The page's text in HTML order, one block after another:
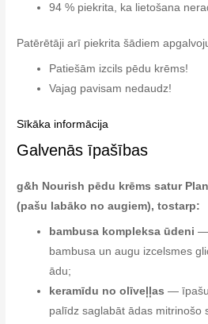
94 % piekrita, ka lietošana
Patērētāji arī piekrita šādiem
Patiešām izcils pēdu krēms!
Vajag pavisam nedaudz!
Sīkāka informācija
Galvenās īpašības
g&h Nourish pēdu krēms satur
(pašu labāko no augiem), tostarp:
bambusa kompleksa ūdeni —
bambusa un augu izcelsmes
ādu;
keramīdu no olīveļļas —
palīdz saglabāt ādas mitrinošo